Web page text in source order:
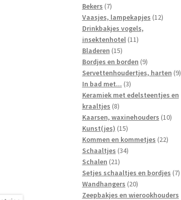
Bekers 77
producten
Vaasjes, lampekapjes 1212
Drinkbakjes vogels,
insektenhotel 1111
Bladeren 1515
producten
Bordjes en borden 99
producten
Servettenhoudertjes, harten 99
In bad met... 33
producten
Keramiek met edelsteentjes en
kraaltjes 88
producten
Kaarsen, waxinehouders 1010
Kunst(jes) 1515
producten
Kommen en kommetjes 2222
Schaaltjes 3434
Schalen 2121
producten
Setjes schaaltjes en bordjes 77
Wandhangers 2020
producten
Zeepbakjes en wierookhouders